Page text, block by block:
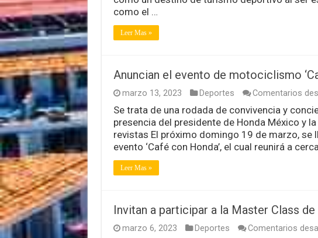
como el …
Leer Mas »
Anuncian el evento de motociclismo
marzo 13, 2023 Deportes Comentarios
Se trata de una rodada de convivencia y
presencia del presidente de Honda México y
revistas El próximo domingo 19 de marzo, se
evento ‘Café con Honda’, el cual reunirá a
Leer Mas »
Invitan a participar a la Master Class de
marzo 6, 2023 Deportes Comentarios